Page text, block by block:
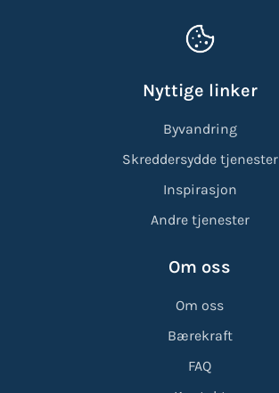
Nyttige linker
Byvandring
Skreddersydde tjenester
Inspirasjon
Andre tjenester
Om oss
Om oss
Bærekraft
FAQ